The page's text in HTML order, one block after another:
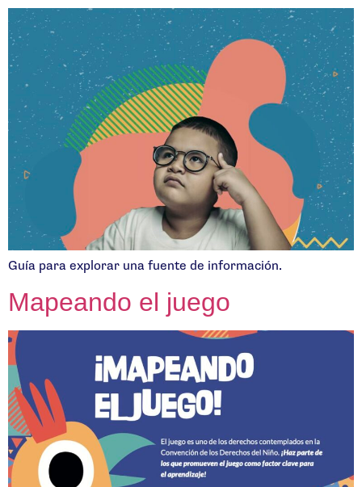
Guía para explorar una fuente de información.
Mapeando el juego